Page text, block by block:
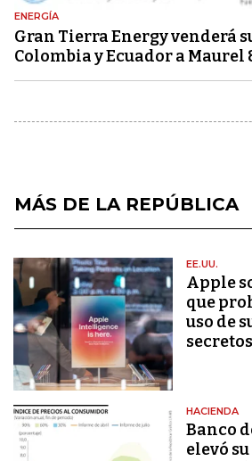
ENERGÍA
Gran Tierra Energy venderá
Colombia y Ecuador a Maurel
MÁS DE LA REPÚBLICA
EE.UU.
Apple
que
uso de
HACIENDA
Banco
elevó